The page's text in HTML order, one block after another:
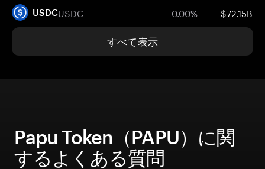
USDCUSDC 0.00% $72.15B
すべて表示
Papu Token（PAPU）に関
するよくある質問